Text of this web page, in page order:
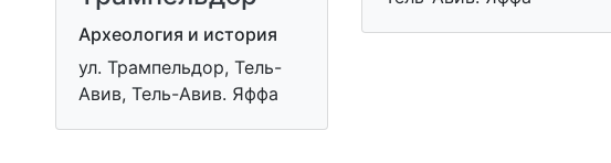
Археология и история
ул. Трампельдор, Тель-
Авив, Тель-Авив. Яффа